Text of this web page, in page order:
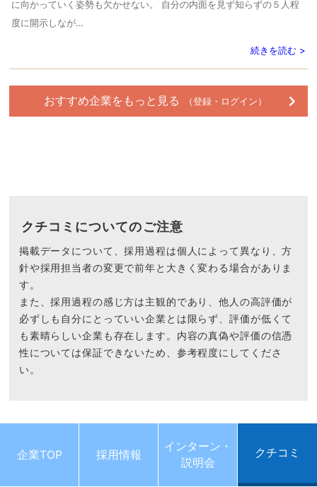
に向かっていく姿勢も欠かせない。 自分の内面を見ず知らずの５人程
度に開示しなが…
続きを読む >
おすすめ企業をもっと見る （登録・ログイン）
クチコミについてのご注意
掲載データについて、採用過程は個人によって異なり、方
針や採用担当者の変更で前年と大きく変わる場合がありま
す。
また、採用過程の感じ方は主観的であり、他人の高評価が
必ずしも自分にとっていい企業とは限らず、評価が低くて
も素晴らしい企業も存在します。内容の真偽や評価の信憑
性については保証できないため、参考程度にしてくださ
い。
企業TOP 採用情報
インターン・
説明会
クチコミ